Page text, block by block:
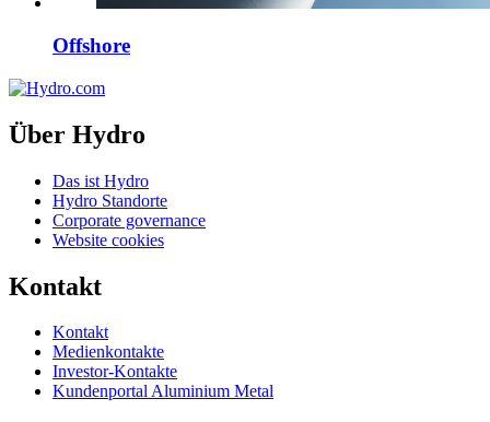
Offshore
Über Hydro
Das ist Hydro
Hydro Standorte
Corporate governance
Website cookies
Kontakt
Kontakt
Medienkontakte
Investor-Kontakte
Kundenportal Aluminium Metal